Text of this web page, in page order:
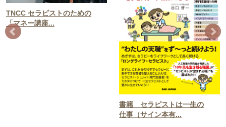
TNCC セラピストのための
「マネー講座...
書籍 セラピストは一生の
仕事（サイン本有...